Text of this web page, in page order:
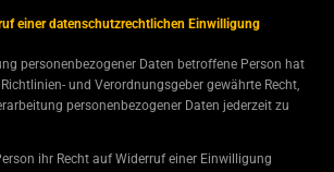
einer datenschutzrechtlichen Einwilligung
personenbezogener Daten betroffene Person hat
und Verordnungsgeber gewährte Recht,
personenbezogener Daten jederzeit zu
ihr Recht auf Widerruf einer Einwilligung